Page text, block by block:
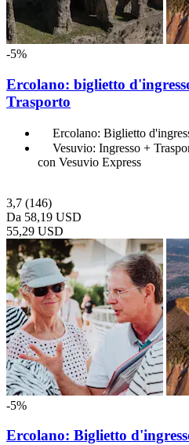
-5%
Ercolano: biglietto
Trasporto
Ercolano: Biglietto
Vesuvio: Ingresso +
con Vesuvio Express
3,7 (146)
Da 58,19 USD
55,29 USD
-5%
Ercolano: Biglietto